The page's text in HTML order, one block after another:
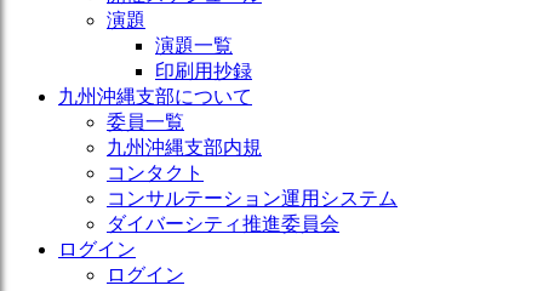
演題
演題一覧
印刷用抄録
九州沖縄支部について
委員一覧
九州沖縄支部内規
コンタクト
コンサルテーション運用システム
ダイバーシティ推進委員会
ログイン
ログイン